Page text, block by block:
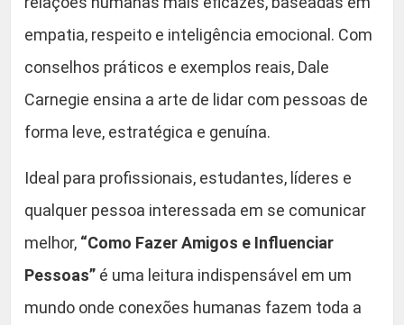
a
s
P
o
r
u
u
e
s
empatia, respeito e inteligência emocional. Com
conselhos práticos e exemplos reais, Dale
Carnegie ensina a arte de lidar com pessoas de
forma leve, estratégica e genuína.
Ideal para profissionais, estudantes, líderes e
qualquer pessoa interessada em se comunicar
melhor, “Como Fazer Amigos e Influenciar
Pessoas” é uma leitura indispensável em um
mundo onde conexões humanas fazem toda a